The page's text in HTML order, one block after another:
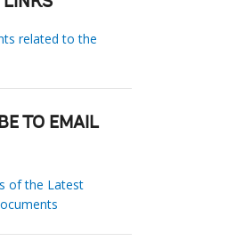
related to the
TO EMAIL
of the Latest